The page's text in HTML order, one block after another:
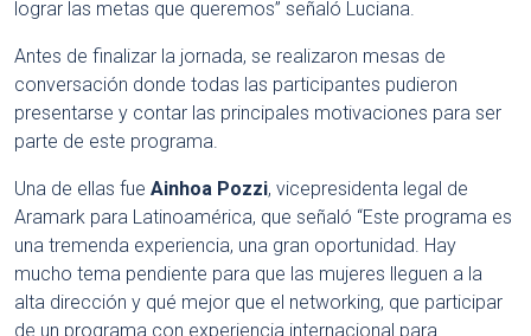
lograr las metas que queremos” señaló Luciana.
Antes de finalizar la jornada, se realizaron mesas de
conversación donde todas las participantes pudieron
presentarse y contar las principales motivaciones para ser
parte de este programa.
Una de ellas fue Ainhoa Pozzi, vicepresidenta legal de
Aramark para Latinoamérica, que señaló “Este programa es
una tremenda experiencia, una gran oportunidad. Hay
mucho tema pendiente para que las mujeres lleguen a la
alta dirección y qué mejor que el networking, que participar
de un programa con experiencia internacional para